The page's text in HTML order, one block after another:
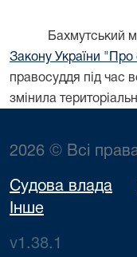
Бахмутський
Закону України "Про
правосуддя під час
змінила
2026 © Всі
Судова влада
Інше
v1.38.1